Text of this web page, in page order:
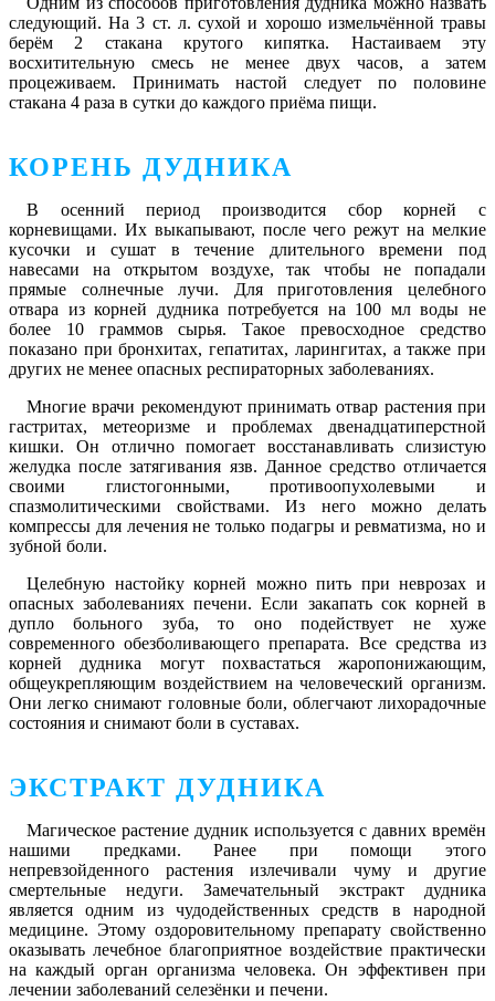
следующий. На 3 ст. л. сухой и хорошо измельчённой травы
берём 2 стакана крутого кипятка. Настаиваем эту
восхитительную смесь не менее двух часов, а затем
процеживаем. Принимать настой следует по половине
стакана 4 раза в сутки до каждого приёма пищи.
КОРЕНЬ ДУДНИКА
В осенний период производится сбор корней с
корневищами. Их выкапывают, после чего режут на мелкие
кусочки и сушат в течение длительного времени под
навесами на открытом воздухе, так чтобы не попадали
прямые солнечные лучи. Для приготовления целебного
отвара из корней дудника потребуется на 100 мл воды не
более 10 граммов сырья. Такое превосходное средство
показано при бронхитах, гепатитах, ларингитах, а также при
других не менее опасных респираторных заболеваниях.
Многие врачи рекомендуют принимать отвар растения при
гастритах, метеоризме и проблемах двенадцатиперстной
кишки. Он отлично помогает восстанавливать слизистую
желудка после затягивания язв. Данное средство отличается
своими глистогонными, противоопухолевыми и
спазмолитическими свойствами. Из него можно делать
компрессы для лечения не только подагры и ревматизма, но и
зубной боли.
Целебную настойку корней можно пить при неврозах и
опасных заболеваниях печени. Если закапать сок корней в
дупло больного зуба, то оно подействует не хуже
современного обезболивающего препарата. Все средства из
корней дудника могут похвастаться жаропонижающим,
общеукрепляющим воздействием на человеческий организм.
Они легко снимают головные боли, облегчают лихорадочные
состояния и снимают боли в суставах.
ЭКСТРАКТ ДУДНИКА
Магическое растение дудник используется с давних времён
нашими предками. Ранее при помощи этого
непревзойденного растения излечивали чуму и другие
смертельные недуги. Замечательный экстракт дудника
является одним из чудодейственных средств в народной
медицине. Этому оздоровительному препарату свойственно
оказывать лечебное благоприятное воздействие практически
на каждый орган организма человека. Он эффективен при
лечении заболеваний селезёнки и печени.